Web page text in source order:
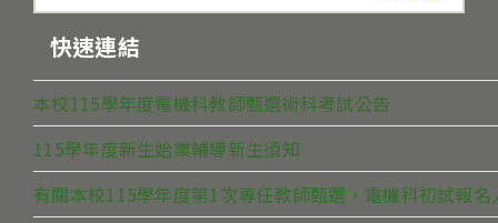
快速連結
本校115學年度電機科教師甄選術科考試公告
115學年度新生始業輔導新生須知
有關本校115學年度第1次專任教師甄選，電機科初試報